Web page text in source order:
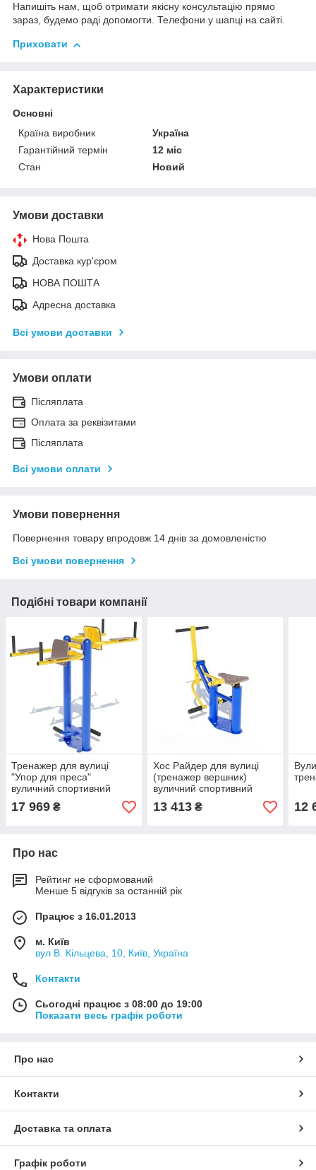
Напишіть нам, щоб отримати якісну консультацію прямо
зараз, будемо раді допомогти. Телефони у шапці на сайті.
Приховати
Характеристики
Основні
Країна виробник
Україна
Гарантійний термін
12 міс
Стан
Новий
Умови доставки
Нова Пошта
Доставка кур'єром
НОВА ПОШТА
Адресна доставка
Всі умови доставки
Умови оплати
Післяплата
Оплата за реквізитами
Післяплата
Всі умови оплати
Умови повернення
Повернення товару впродовж 14 днів за домовленістю
Всі умови повернення
Подібні товари компанії
Тренажер для вулиці
"Упор для преса"
вуличний спортивний
17 969 ₴
Хос Райдер для вулиці
(тренажер вершник)
вуличний спортивний
13 413₴ 12
Про нас
Рейтинг не сформований
Менше 5 відгуків за останній рік
Працює з 16.01.2013
м. Київ
вул В. Кільцева, 10, Київ, Україна
Контакти
Сьогодні працює з 08:00 до 19:00
Показати весь графік роботи
Про нас
Контакти
Доставка та оплата
Графік роботи